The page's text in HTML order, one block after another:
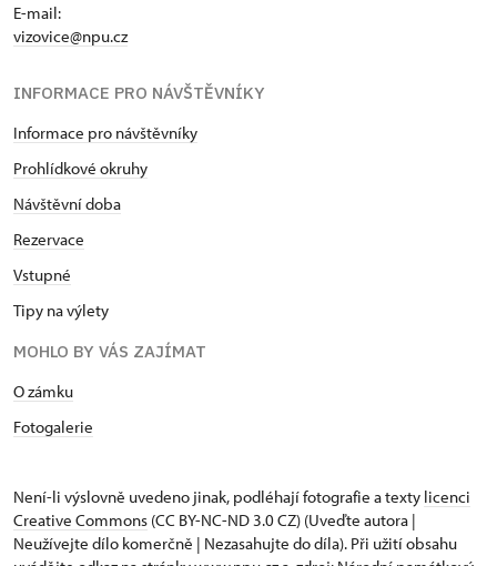
E-mail:
vizovice@npu.cz
INFORMACE PRO NÁVŠTĚVNÍKY
Informace pro návštěvníky
Prohlídkové okruhy
Návštěvní doba
Rezervace
Vstupné
Tipy na výlety
MOHLO BY VÁS ZAJÍMAT
O zámku
Fotogalerie
Není-li výslovně uvedeno jinak, podléhají fotografie a texty licenci
Creative Commons (CC BY-NC-ND 3.0 CZ) (Uveďte autora |
Neužívejte dílo komerčně | Nezasahujte do díla). Při užití obsahu